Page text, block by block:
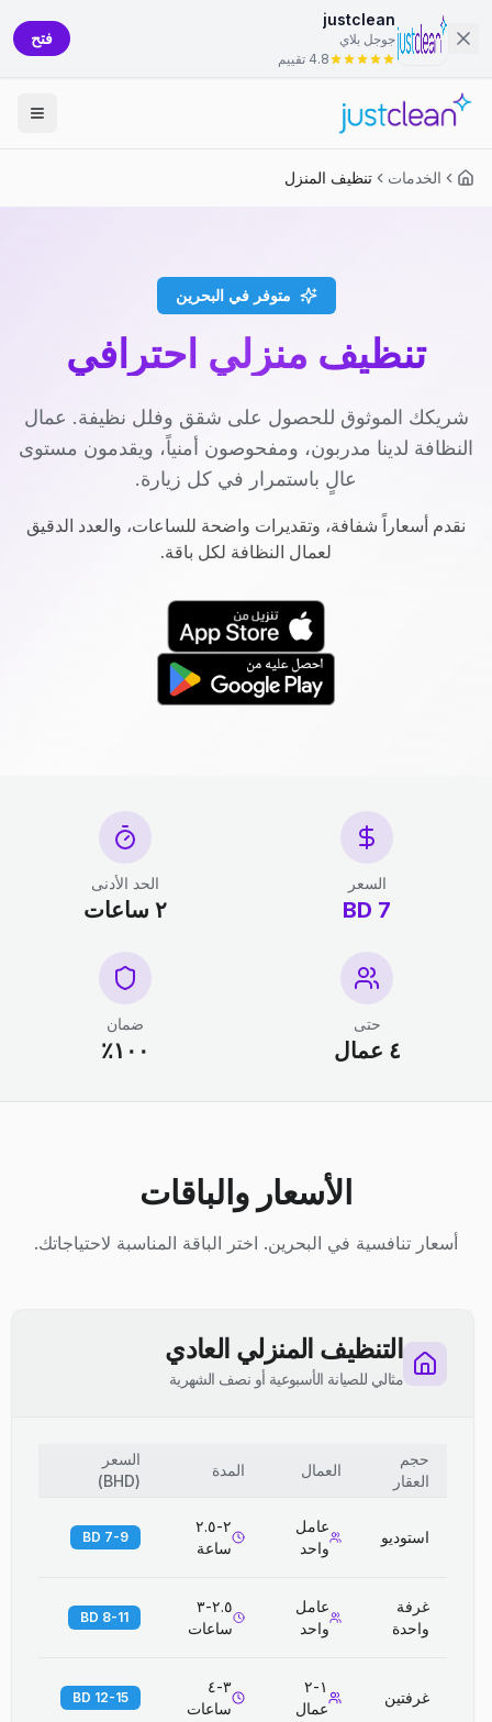
justclean
جوجل بلاي
4.8 تقييم
فتح
الخدمات تنظيف المنزل
متوفر في البحرين
تنظيف منزلي احترافي
شريكك الموثوق للحصول على شقق وفلل نظيفة. عمال
النظافة لدينا مدربون، ومفحوصون أمنياً، ويقدمون مستوى
عالٍ باستمرار في كل زيارة.
نقدم أسعاراً شفافة، وتقديرات واضحة للساعات، والعدد الدقيق
لعمال النظافة لكل باقة.
السعر
7 BD
الحد الأدنى
٢ ساعات
حتى
٤ عمال
ضمان
١٠٠٪
الأسعار والباقات
أسعار تنافسية في البحرين. اختر الباقة المناسبة لاحتياجاتك.
التنظيف المنزلي العادي
مثالي للصيانة الأسبوعية أو نصف الشهرية
حجم
العقار
العمال المدة
السعر
(
BHD
)
استوديو
عامل
واحد
٢-٢.٥
ساعة
7-9 BD
غرفة
واحدة
عامل
واحد
٢.٥-٣
ساعات
8-11 BD
غرفتين
١-٢
عمال
٣-٤
ساعات
12-15 BD